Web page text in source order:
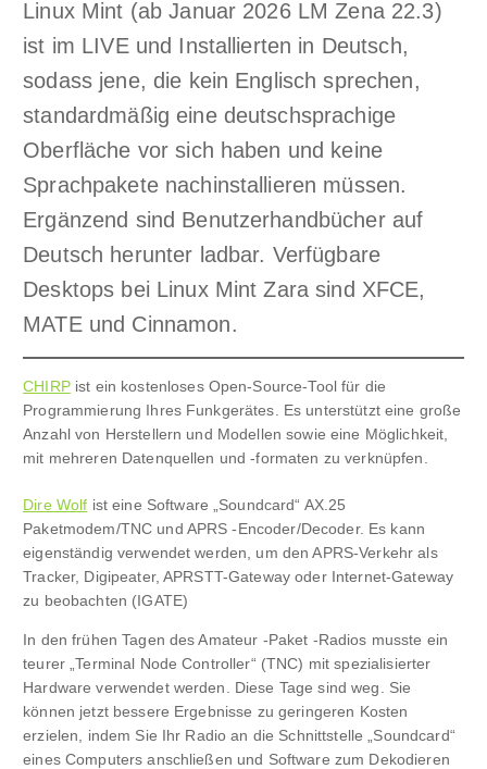
Linux Mint (ab Januar 2026 LM Zena 22.3)
ist im LIVE und Installierten in Deutsch,
sodass jene, die kein Englisch sprechen,
standardmäßig eine deutschsprachige
Oberfläche vor sich haben und keine
Sprachpakete nachinstallieren müssen.
Ergänzend sind Benutzerhandbücher auf
Deutsch herunter ladbar. Verfügbare
Desktops bei Linux Mint Zara sind XFCE,
MATE und Cinnamon.
CHIRPist ein kostenloses Open-Source-Tool für die
Programmierung Ihres Funkgerätes. Es unterstützt eine große
Anzahl von Herstellern und Modellen sowie eine Möglichkeit,
mit mehreren Datenquellen und -formaten zu verknüpfen.
Dire Wolf ist eine Software „Soundcard“ AX.25
Paketmodem/TNC und APRS -Encoder/Decoder. Es kann
eigenständig verwendet werden, um den APRS-Verkehr als
Tracker, Digipeater, APRSTT-Gateway oder Internet-Gateway
zu beobachten (IGATE)
In den frühen Tagen des Amateur -Paket -Radios musste ein
teurer „Terminal Node Controller“ (TNC) mit spezialisierter
Hardware verwendet werden. Diese Tage sind weg. Sie
können jetzt bessere Ergebnisse zu geringeren Kosten
erzielen, indem Sie Ihr Radio an die Schnittstelle „Soundcard“
eines Computers anschließen und Software zum Dekodieren